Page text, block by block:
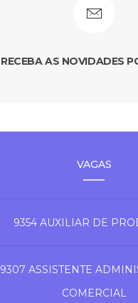
RECEBA AS NOVIDADES
VAGAS
9354 AUXILIAR DE
9307 ASSISTENTE
COMERCIAL